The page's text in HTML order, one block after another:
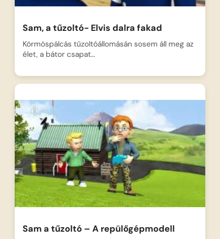
Sam, a tűzoltó- Elvis dalra fakad
Körmöspálcás tűzoltóállomásán sosem áll meg az
élet, a bátor csapat…
Sam a tűzoltó – A repülőgépmodell